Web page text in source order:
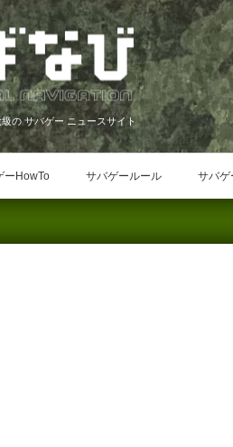
の サバゲー ニュースサイト
ーHowTo サバゲールール サバゲ